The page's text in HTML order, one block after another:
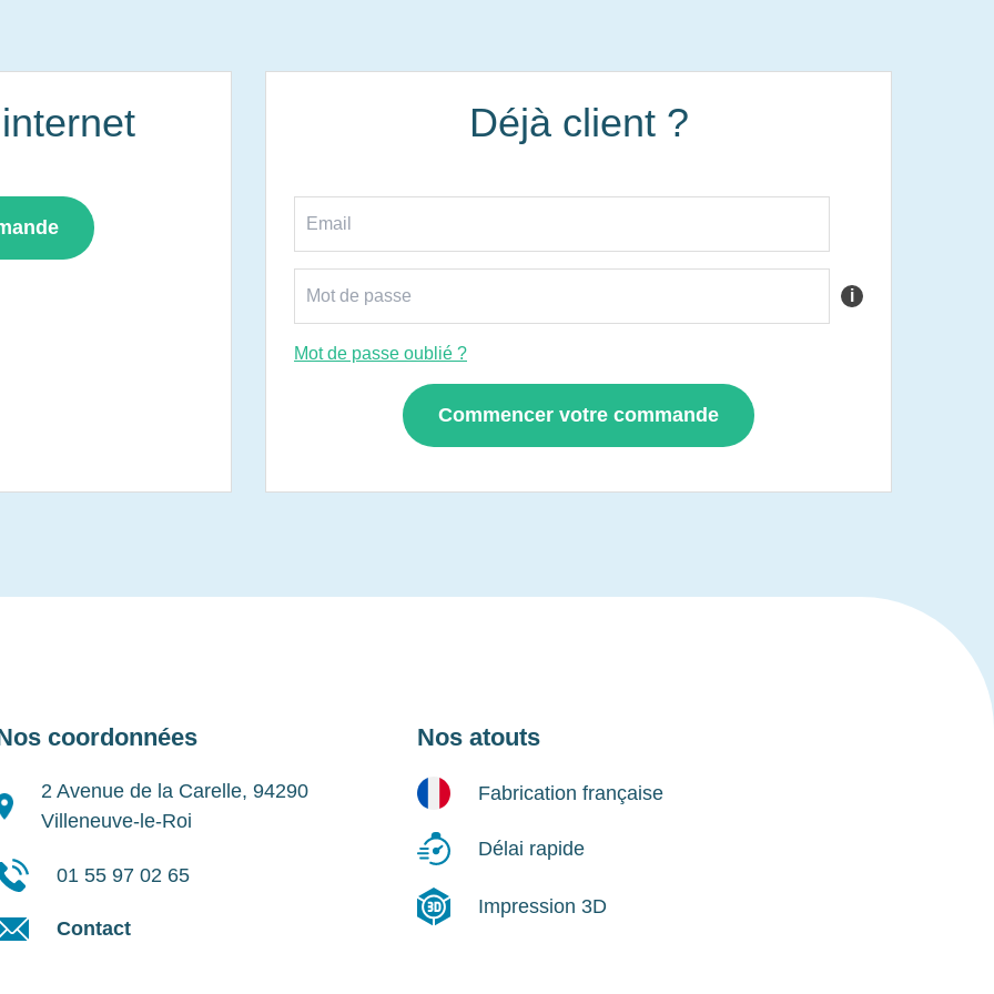
Déjà client ?
i
Mot de passe oublié ?
coordonnées
2 Avenue de la Carelle, 94290
Villeneuve-le-Roi
01 55 97 02 65
Contact
Nos atouts
Fabrication française
Délai rapide
Impression 3D